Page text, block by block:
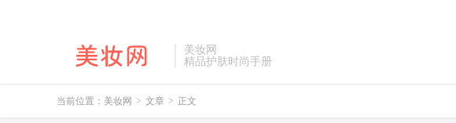
美妆网
精品护肤时尚手册
当前位置： 美妆网 > 文章 > 正文